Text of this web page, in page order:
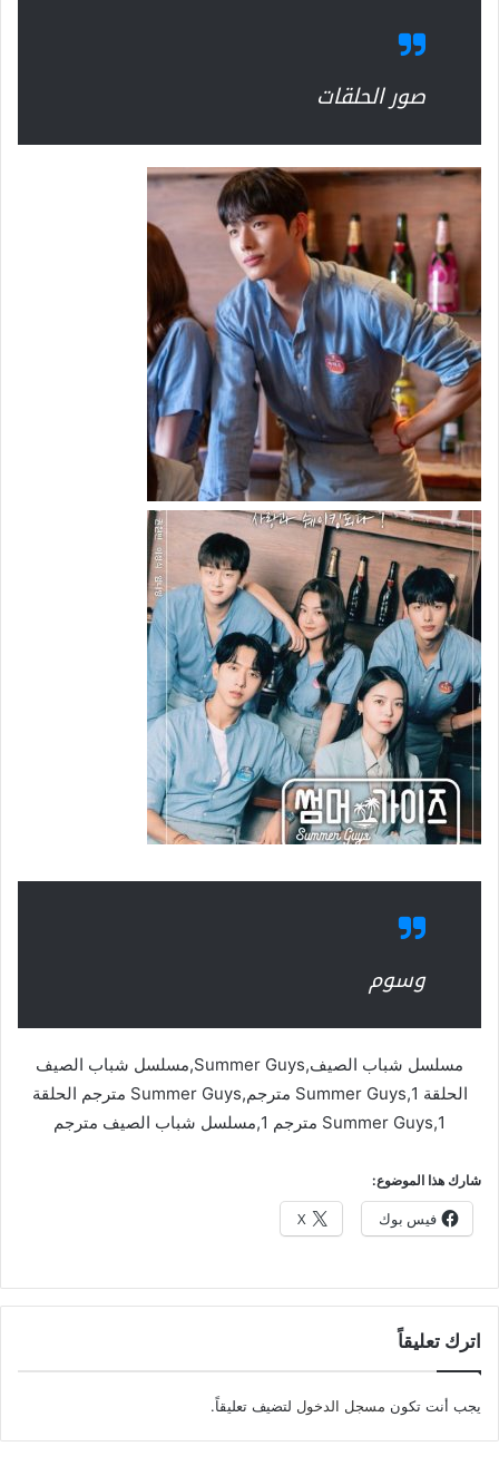
صور الحلقات
وسوم
مسلسل شباب الصيف,Summer Guys,مسلسل شباب الصيف
الحلقة 1,Summer Guys مترجم,Summer Guys مترجم الحلقة
1,Summer Guys مترجم 1,مسلسل شباب الصيف مترجم
شارك هذا الموضوع:
فيس بوك X
اترك تعليقاً
يجب أنت تكون مسجل الدخول لتضيف تعليقاً.